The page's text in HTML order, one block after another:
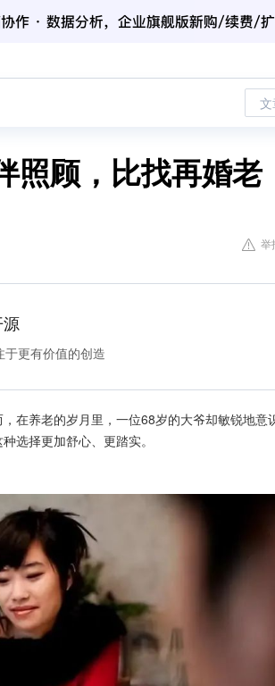
照顾，比找再婚老
举
更有价值的创造
在养老的岁月里，一位68岁的大爷却敏锐地意
选择更加舒心、更踏实。